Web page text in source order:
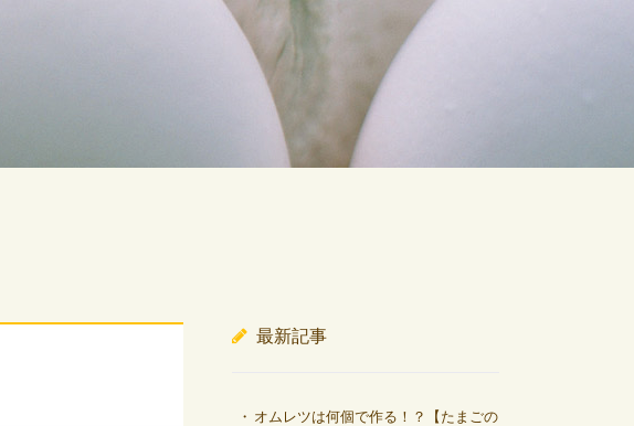
最新記事
オムレツは何個で作る！？【たまごの